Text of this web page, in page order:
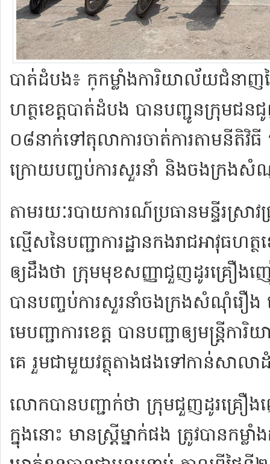
បាត់ដំបង​៖ ក្​កម្លាំង​ការិយាល័យ​ជំនាញ​ន
ហត្ថ​ខេត្ត​បាត់ដំបង បានបញ្ជូនក្រុម​ជ
០៨​នាក់ទៅ​តុលាការ​ចាត់ការ​តាម​នីតិវិ
ក្រោយ​​បញ្ចប់​ការ​សួរនាំ និង​ចងក្រង​
តាម​រយៈ​របាយការណ៍​ប្រធាន​មន្ទីរ​ស្រាវ
ល្មើស​នៃ​បញ្ជាការដ្ឋាន​កងរាជអាវុធហ
ឲ្យ​ដឹង​ថា ក្រុម​មុខសញ្ញា​ជួញដូរ​គ្រឿង
បាន​បញ្ចប់​ការ​សួរនាំ​ចងក្រង​សំណុំរឿ
មេបញ្ជាការ​ខេត្ត បាន​បញ្ជា​ឲ្យ​មន្ត្រី​
គេ រួម​ជាមួយ​វត្ថុ​តាង​ផង​ទៅ​កាន់​សាល
លោក​បាន​បញ្ជាក់​ថា ក្រុម​ជួញដូរ​គ្រឿ
ក្នុង​នោះ មាន​ស្ត្រី​ម្នាក់​ផង ត្រូវ​បាន​ក